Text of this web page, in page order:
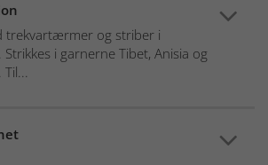
trekvartærmer og striber i
i garnerne Tibet, Anisia og